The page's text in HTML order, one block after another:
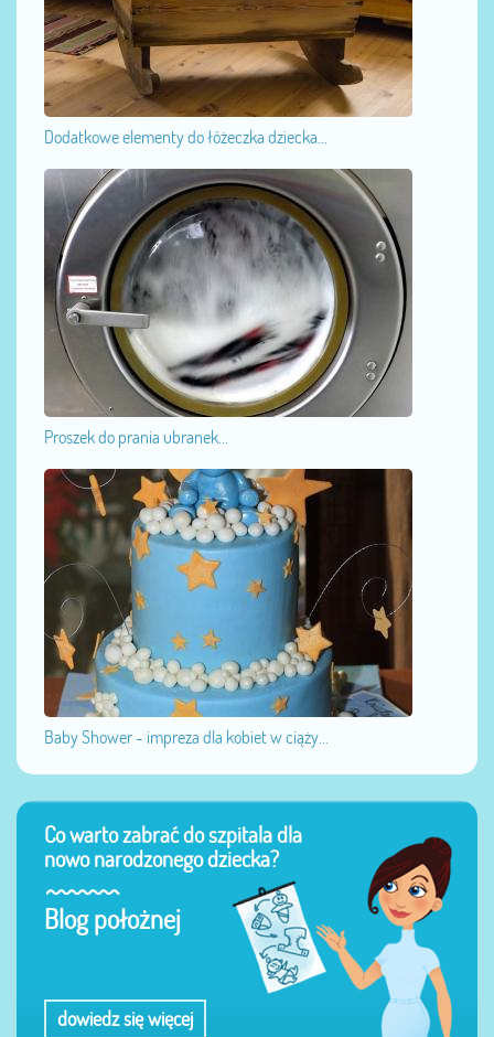
Dodatkowe elementy do łóżeczka dziecka...
Proszek do prania ubranek...
Baby Shower - impreza dla kobiet w ciąży...
Co warto zabrać do szpitala dla
nowo narodzonego dziecka?
Blog położnej
dowiedz się więcej